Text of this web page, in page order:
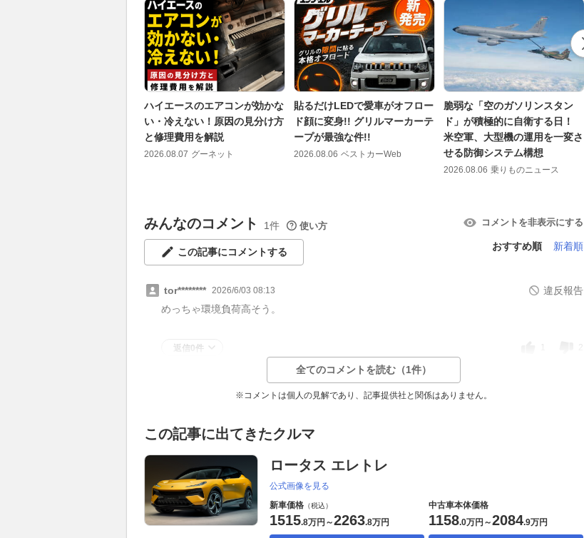
ハイエースのエアコンが効かな
い・冷えない！原因の見分け方
と修理費用を解説
2026.08.07 グーネット
貼るだけLEDで愛車がオフロー
ド顔に変身!! グリルマーカーテ
ープが最強な件!!
2026.08.06 ベストカーWeb
脆弱な「空のガソリンスタン
ド」が積極的に自衛する日！
米空軍、大型機の運用を一変さ
せる防御システム構想
2026.08.06 乗りものニュース
みんなのコメント 1件 使い方 コメントを非表示にする
この記事にコメントする
おすすめ順 新着順
tor******** 2026/6/03 08:13
違反報告
めっちゃ環境負荷高そう。
返信0件 1
全てのコメントを読む（1件）
※コメントは個人の見解であり、記事提供社と関係はありません。
この記事に出てきたクルマ
ロータス エレトレ
公式画像を見る
新車価格 （税込）
1515.8万円 ～2263.8万円
中古車本体価格
1158.0万円 ～2084.9万円